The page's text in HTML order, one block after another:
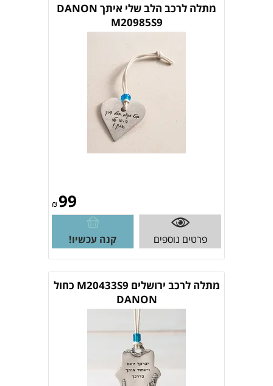
מתלה לרכב הלב שלי איתך DANON
M20985S9
₪99
פרטים נוספים קנה עכשיו!
מתלה לרכב ירושלים M20433S9 כחול
DANON